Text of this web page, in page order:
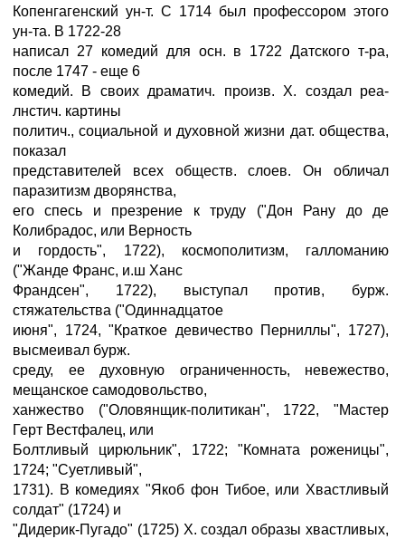
Копенгагенский ун-т. С 1714 был профессором этого
ун-та. В 1722-28
написал 27 комедий для осн. в 1722 Датского т-ра,
после 1747 - еще 6
комедий. В своих драматич. произв. X. создал реа-
лнстич. картины
политич., социальной и духовной жизни дат. общества,
показал
представителей всех обществ. слоев. Он обличал
паразитизм дворянства,
его спесь и презрение к труду ("Дон Рану до де
Колибрадос, или Верность
и гордость", 1722), космополитизм, галломанию
("Жанде Франс, и.ш Ханс
Франдсен", 1722), выступал против, бурж.
стяжательства ("Одиннадцатое
июня", 1724, "Краткое девичество Перниллы", 1727),
высмеивал бурж.
среду, ее духовную ограниченность, невежество,
мещанское самодовольство,
ханжество ("Оловянщик-политикан", 1722, "Мастер
Герт Вестфалец, или
Болтливый цирюльник", 1722; "Комната роженицы",
1724; "Суетливый",
1731). В комедиях "Якоб фон Тибое, или Хвастливый
солдат" (1724) и
"Дидерик-Пугадо" (1725) X. создал образы хвастливых,